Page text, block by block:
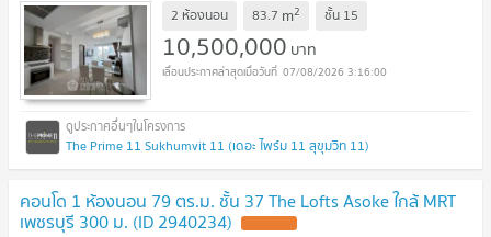
2 ห้องนอน 83.7 m2 ชั้น 15
10,500,000 บาท
07/08/2026 3:16:00
The Prime 11 Sukhumvit 11 (เดอะ ไพร์ม 11 สุขุมวิท 11)
คอนโด 1 ห้องนอน 79 ตร.ม. ชั้น 37 The Lofts Asoke ใกล้ MRT
เพชรบุรี 300 ม. (ID 2940234)